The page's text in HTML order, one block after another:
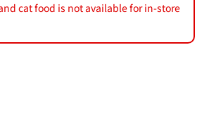
cat food is not available for in-store